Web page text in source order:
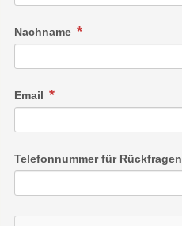
Nachname
Email
Telefonnummer für Rückfragen